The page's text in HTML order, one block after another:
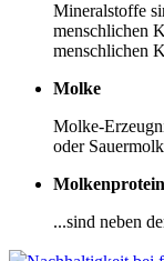
Mineralstoffe
menschlichen
menschlichen
Molke
Molke-
oder
...sind neben